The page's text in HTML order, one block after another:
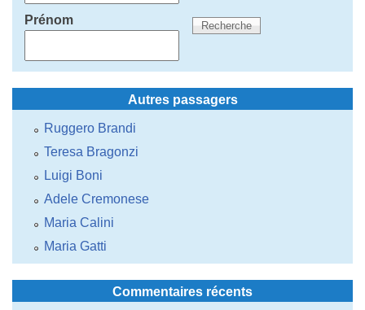
Prénom
Autres passagers
Ruggero Brandi
Teresa Bragonzi
Luigi Boni
Adele Cremonese
Maria Calini
Maria Gatti
Commentaires récents